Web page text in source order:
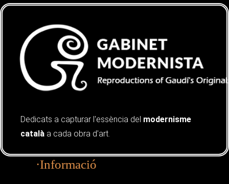
Dedicats a capturar l'essència del modernisme
català a cada obra d'art.
·Informació